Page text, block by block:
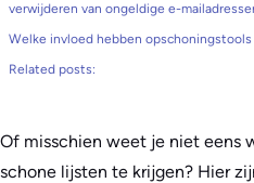
verwijderen van ongeldige e-
Welke invloed hebben
Related posts:
Of misschien weet je niet eens
schone lijsten te krijgen? Hier